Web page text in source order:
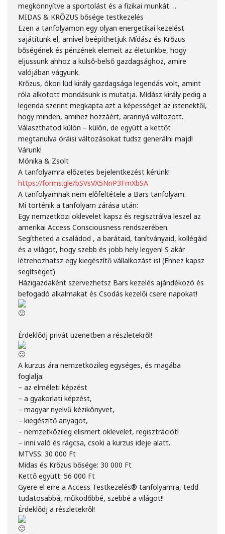
megkönnyítve a sportolást és a fizikai munkát….
MIDAS & KRŐZUS bősége testkezelés
Ezen a tanfolyamon egy olyan energetikai kezelést
sajátítunk el, amivel beépíthetjük Mídász és Krőzus
bőségének és pénzének elemeit az életünkbe, hogy
eljussunk ahhoz a külső-belső gazdagsághoz, amire
valójában vágyunk.
Krőzus, ókori lüd király gazdagsága legendás volt, amint
róla alkotott mondásunk is mutatja. Mídász király pedig a
legenda szerint megkapta azt a képességet az istenektől,
hogy minden, amihez hozzáért, arannyá változott.
Választhatod külön – külön, de együtt a kettőt
megtanulva óráisi változásokat tudsz generálni majd!
Várunk!
Mónika & Zsolt
A tanfolyamra előzetes bejelentkezést kérünk!
https://forms.gle/bSVsVX5NnP3FmXbSA
A tanfolyamnak nem előfeltétele a Bars tanfolyam.
Mi történik a tanfolyam zárása után:
Egy nemzetközi oklevelet kapsz és regisztrálva leszel az
amerikai Access Consciousness rendszerében.
Segítheted a családod , a barátaid, tanítványaid, kollégáid
és a világot, hogy szebb és jobb hely legyen! S akár
létrehozhatsz egy kiegészítő vállalkozást is! (Ehhez kapsz
segítséget)
Házigazdaként szervezhetsz Bars kezelés ajándékozó és
befogadó alkalmakat és Csodás kezelői csere napokat!
Érdeklődj privát üzenetben a részletekről!
A kurzus ára nemzetközileg egységes, és magába
foglalja:
– az elméleti képzést
– a gyakorlati képzést,
– magyar nyelvű kézikönyvet,
– kiegészítő anyagot,
– nemzetközileg elismert oklevelet, regisztrációt!
– inni való és rágcsa, csoki a kurzus ideje alatt.
MTVSS: 30 000 Ft
Midas és Krőzus bősége: 30 000 Ft
Kettő együtt: 56 000 Ft
Gyere el erre a Access Testkezelés® tanfolyamra, tedd
tudatosabbá, működőbbé, szebbé a világot!!
Érdeklődj a részletekről!